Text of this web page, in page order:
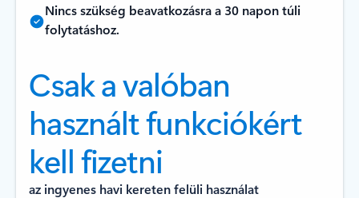
Nincs szükség beavatkozásra a 30 napon túli
folytatáshoz.
Csak a valóban
használt funkciókért
kell fizetni
az ingyenes havi kereten felüli használat